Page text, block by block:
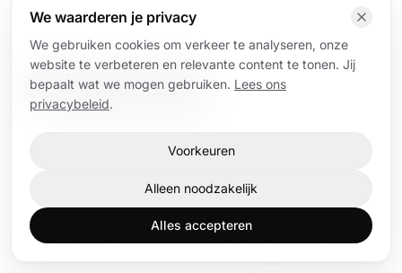
We waarderen je privacy
We gebruiken cookies om verkeer te analyseren, onze
website te verbeteren en relevante content te tonen. Jij
bepaalt wat we mogen gebruiken. Lees ons
privacybeleid.
Voorkeuren
Alleen noodzakelijk
Alles accepteren
Lees AI-artikelen Terug naar home
AI-artikelenAI-trainingen